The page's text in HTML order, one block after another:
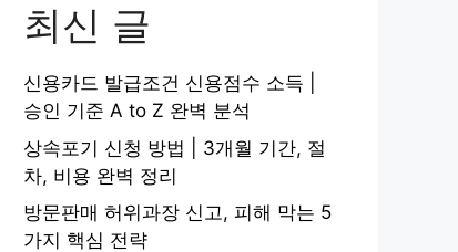
최신 글
신용카드 발급조건 신용점수 소득 |
승인 기준 A to Z 완벽 분석
상속포기 신청 방법 | 3개월 기간, 절
차, 비용 완벽 정리
방문판매 허위과장 신고, 피해 막는 5
가지 핵심 전략